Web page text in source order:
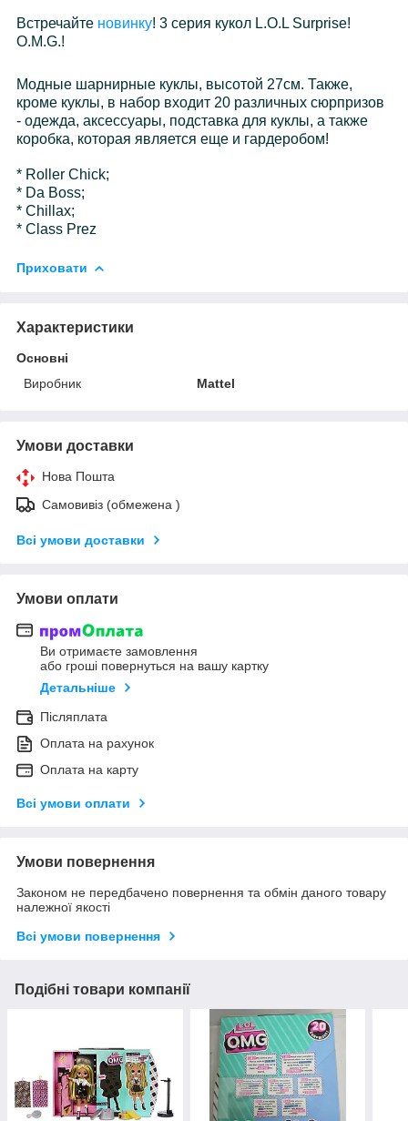
Встречайте новинку! 3 серия кукол L.O.L Surprise!
O.M.G.!
Модные шарнирные куклы, высотой 27см. Также,
кроме куклы, в набор входит 20 различных сюрпризов
- одежда, аксессуары, подставка для куклы, а также
коробка, которая является еще и гардеробом!
* Roller Chick;
* Da Boss;
* Chillax;
* Class Prez
Приховати
Характеристики
Основні
Виробник
Mattel
Умови доставки
Нова Пошта
Самовивіз (обмежена )
Всі умови доставки
Умови оплати
Ви отримаєте замовлення
або гроші повернуться на вашу картку
Детальніше
Післяплата
Оплата на рахунок
Оплата на карту
Всі умови оплати
Умови повернення
Законом не передбачено повернення та обмін даного товару
належної якості
Всі умови повернення
Подібні товари компанії